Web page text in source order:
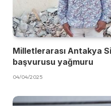
Milletlerarası Antakya
başvurusu yağmuru
04/04/2025